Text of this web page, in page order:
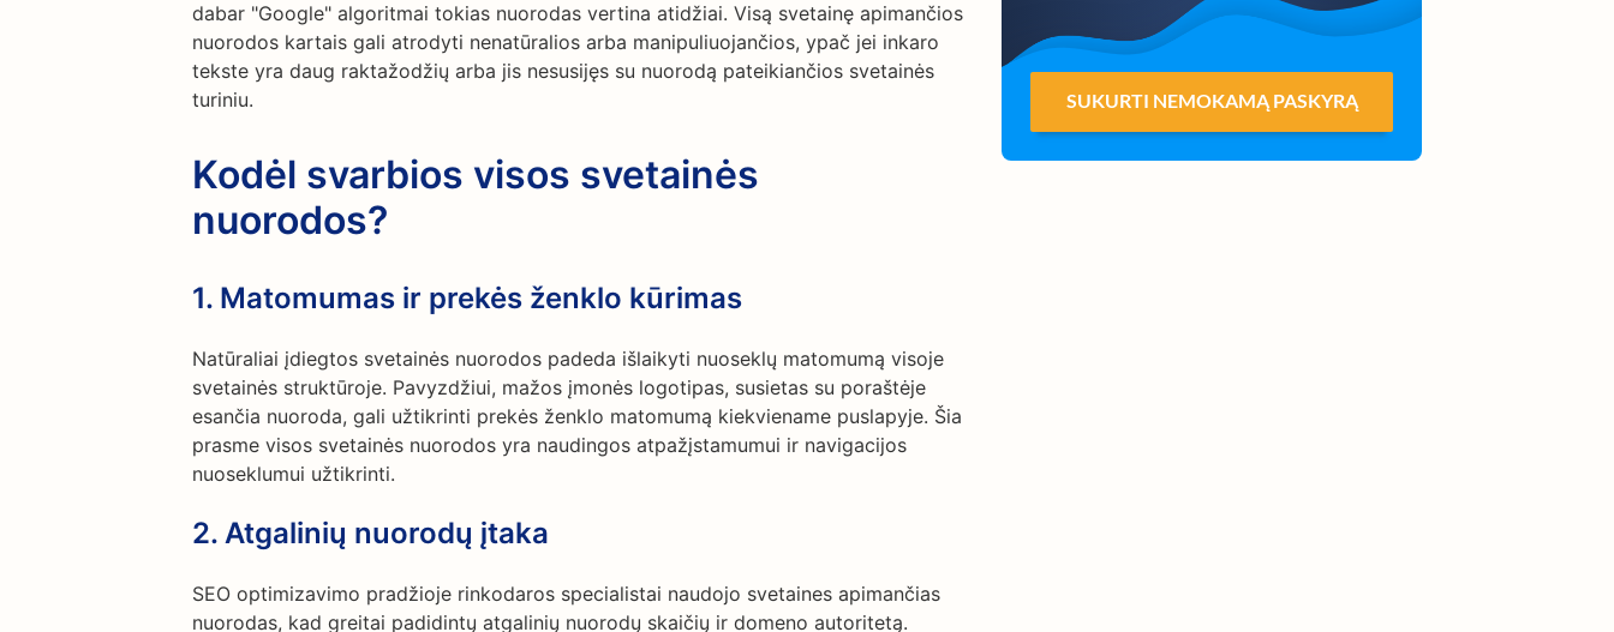
dabar "Google" algoritmai tokias nuorodas vertina atidžiai. Visą svetainę apimančios
nuorodos kartais gali atrodyti nenatūralios arba manipuliuojančios, ypač jei inkaro
tekste yra daug raktažodžių arba jis nesusijęs su nuorodą pateikiančios svetainės
turiniu.
Kodėl svarbios visos svetainės
nuorodos?
1. Matomumas ir prekės ženklo kūrimas
Natūraliai įdiegtos svetainės nuorodos padeda išlaikyti nuoseklų matomumą visoje
svetainės struktūroje. Pavyzdžiui, mažos įmonės logotipas, susietas su poraštėje
esančia nuoroda, gali užtikrinti prekės ženklo matomumą kiekviename puslapyje. Šia
prasme visos svetainės nuorodos yra naudingos atpažįstamumui ir navigacijos
nuoseklumui užtikrinti.
2. Atgalinių nuorodų įtaka
SEO optimizavimo pradžioje rinkodaros specialistai naudojo svetaines apimančias
nuorodas, kad greitai padidintų atgalinių nuorodų skaičių ir domeno autoritetą.
SUKURTI NEMOKAMĄ PASKYRĄ